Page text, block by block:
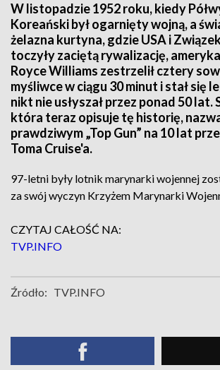
W listopadzie 1952 roku, kiedy
Koreański był ogarnięty wojną, a
żelazna kurtyna, gdzie USA i
toczyły zaciętą rywalizację,
Royce Williams zestrzelił cztery
myśliwce w ciągu 30 minut i stał się
nikt nie usłyszał przez ponad 50 lat.
która teraz opisuje tę historię,
prawdziwym „Top Gun” na 10 lat
Toma Cruise'a.
97-letni były lotnik marynarki wojennej
za swój wyczyn Krzyżem Marynarki
CZYTAJ CAŁOŚĆ NA:
TVP.INFO
Źródło: TVP.INFO